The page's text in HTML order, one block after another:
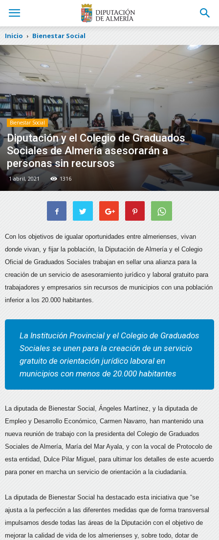
Inicio Bienestar Social
Bienestar Social
Diputación y el Colegio de Graduados
Sociales de Almería asesorarán a
personas sin recursos
1 abril, 2021 1316
Con los objetivos de igualar oportunidades entre almerienses, vivan
donde vivan, y fijar la población, la Diputación de Almería y el Colegio
Oficial de Graduados Sociales trabajan en sellar una alianza para la
creación de un servicio de asesoramiento jurídico y laboral gratuito para
trabajadores y empresarios sin recursos de municipios con una población
inferior a los 20.000 habitantes.
La Institución Provincial y el Colegio de Graduados
Sociales se unen para la creación de un servicio
gratuito de orientación jurídico laboral en
municipios con menos de 20.000 habitantes
La diputada de Bienestar Social, Ángeles Martínez, y la diputada de
Empleo y Desarrollo Económico, Carmen Navarro, han mantenido una
nueva reunión de trabajo con la presidenta del Colegio de Graduados
Sociales de Almería, María del Mar Ayala, y con la vocal de Protocolo de
esta entidad, Dulce Pilar Miguel, para ultimar los detalles de este acuerdo
para poner en marcha un servicio de orientación a la ciudadanía.
La diputada de Bienestar Social ha destacado esta iniciativa que “se
ajusta a la perfección a las diferentes medidas que de forma transversal
impulsamos desde todas las áreas de la Diputación con el objetivo de
mejorar la calidad de vida de los almerienses y, sobre todo, dotar de